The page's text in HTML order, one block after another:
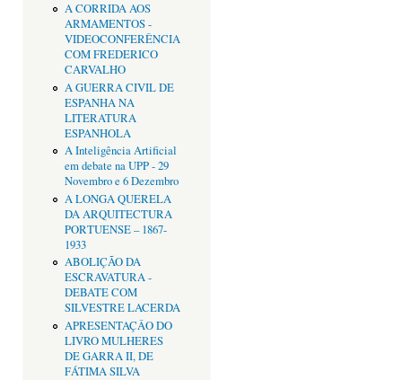
A CORRIDA AOS
ARMAMENTOS -
VIDEOCONFERÊNCIA
COM FREDERICO
CARVALHO
A GUERRA CIVIL DE
ESPANHA NA
LITERATURA
ESPANHOLA
A Inteligência Artificial
em debate na UPP - 29
Novembro e 6 Dezembro
A LONGA QUERELA
DA ARQUITECTURA
PORTUENSE – 1867-
1933
ABOLIÇÃO DA
ESCRAVATURA -
DEBATE COM
SILVESTRE LACERDA
APRESENTAÇÂO DO
LIVRO MULHERES
DE GARRA II, DE
FÁTIMA SILVA